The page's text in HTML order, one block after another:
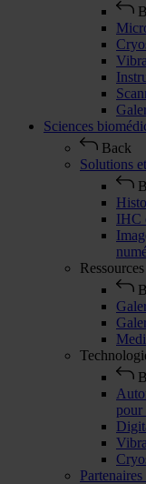
Sciences
Back
Solutions
IHC
Ressources
pour